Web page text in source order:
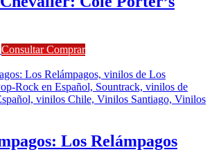
Consultar Comprar
Los Relámpagos